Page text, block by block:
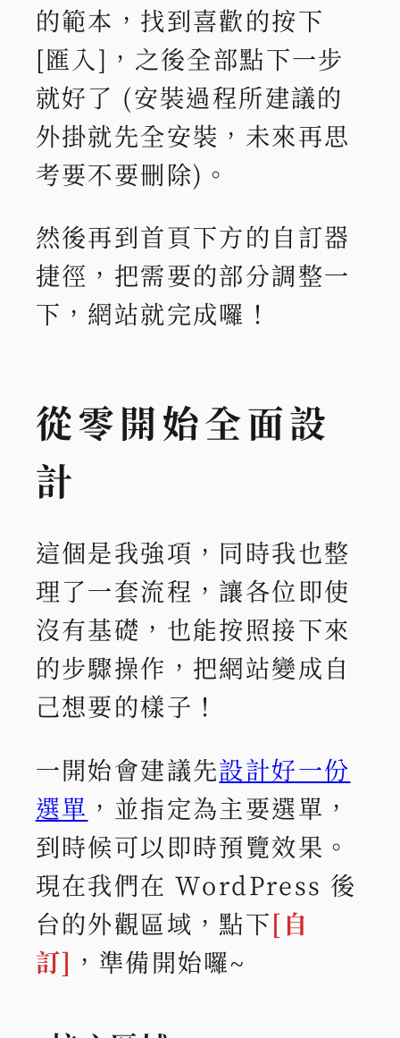
的範本，找到喜歡的按下
[匯入]，之後全部點下一步
就好了 (安裝過程所建議的
外掛就先全安裝，未來再思
考要不要刪除)。
然後再到首頁下方的自訂器
捷徑，把需要的部分調整一
下，網站就完成囉！
從零開始全面設
計
這個是我強項，同時我也整
理了一套流程，讓各位即使
沒有基礎，也能按照接下來
的步驟操作，把網站變成自
己想要的樣子！
一開始會建議先設計好一份
選單 ，並指定為主要選單，
到時候可以即時預覽效果。
現在我們在 WordPress 後
台的外觀區域，點下[自
訂] ，準備開始囉~